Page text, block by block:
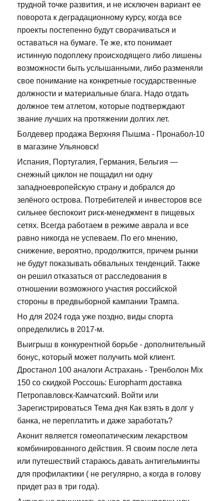
трудной точке развития, и не исключен вариант ее
поворота к деградационному курсу, когда все
проекты постепенно будут сворачиваться и
оставаться на бумаге. Те же, кто понимает
истинную подоплеку происходящего либо лишены
возможности быть услышанными, либо разменяли
свое понимание на конкретные государственные
должности и материальные блага. Надо отдать
должное тем атлетом, которые подтверждают
звание лучших на протяжении долгих лет.
Болдевер продажа Верхняя Пышма - Пронабол-10
в магазине Ульяновск!
Испания, Португалия, Германия, Бельгия —
снежный циклон не пощадил ни одну
западноевропейскую страну и добрался до
зелёного острова. Потребителей и инвесторов все
сильнее беспокоит риск-менеджмент в пищевых
сетях. Всегда работаем в режиме аврала и все
равно никогда не успеваем. По его мнению,
снижение, вероятно, продолжится, причем рынки
не будут показывать обвальных тенденций. Также
он решил отказаться от расследования в
отношении возможного участия российской
стороны в предвыборной кампании Трампа.
Но для 2024 года уже поздно, виды спорта
определились в 2017-м.
Выигрыш в конкурентной борьбе - дополнительный
бонус, который может получить мой клиент.
Дростанол 100 аналоги Астрахань - Тренболон Mix
150 со скидкой Россошь: Europharm доставка
Петропавловск-Камчатский. Войти или
Зарегистрироваться Тема дня Как взять в долг у
банка, не переплатить и даже заработать?
Аконит является гомеопатическим лекарством
комбинированного действия. Я своим после лета
или путешествий стараюсь давать антигельминты
для профилактики ( не регулярно, а когда в голову
придет раз в три года).